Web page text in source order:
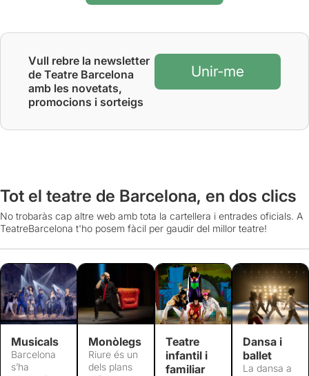
Vull rebre la newsletter
de Teatre Barcelona
amb les novetats,
promocions i sorteigs
Unir-me
Tot el teatre de Barcelona, en dos clics
No trobaràs cap altre web amb tota la cartellera i entrades oficials. A
TeatreBarcelona t'ho posem fàcil per gaudir del millor teatre!
Musicals
Barcelona
s’ha
Monòlegs
Riure és un
dels plans
Teatre
infantil i
familiar
Dansa i
ballet
La dansa a